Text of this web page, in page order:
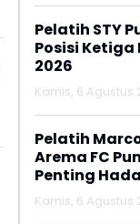
Pelatih STY
Posisi Ketiga
2026
Kamis, 6 Agustus
Pelatih
Arema FC
Penting
Kamis, 6 Agustus